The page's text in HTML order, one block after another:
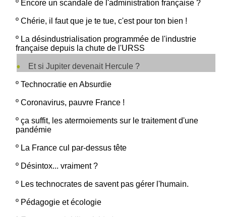
º Encore un scandale de l'administration française ?
º Chérie, il faut que je te tue, c'est pour ton bien !
º La désindustrialisation programmée de l'industrie
française depuis la chute de l'URSS
Et si Jupiter devenait Hercule ?
º Technocratie en Absurdie
º Coronavirus, pauvre France !
º ça suffit, les atermoiements sur le traitement d'une
pandémie
º La France cul par-dessus tête
º Désintox... vraiment ?
º Les technocrates de savent pas gérer l'humain.
º Pédagogie et écologie